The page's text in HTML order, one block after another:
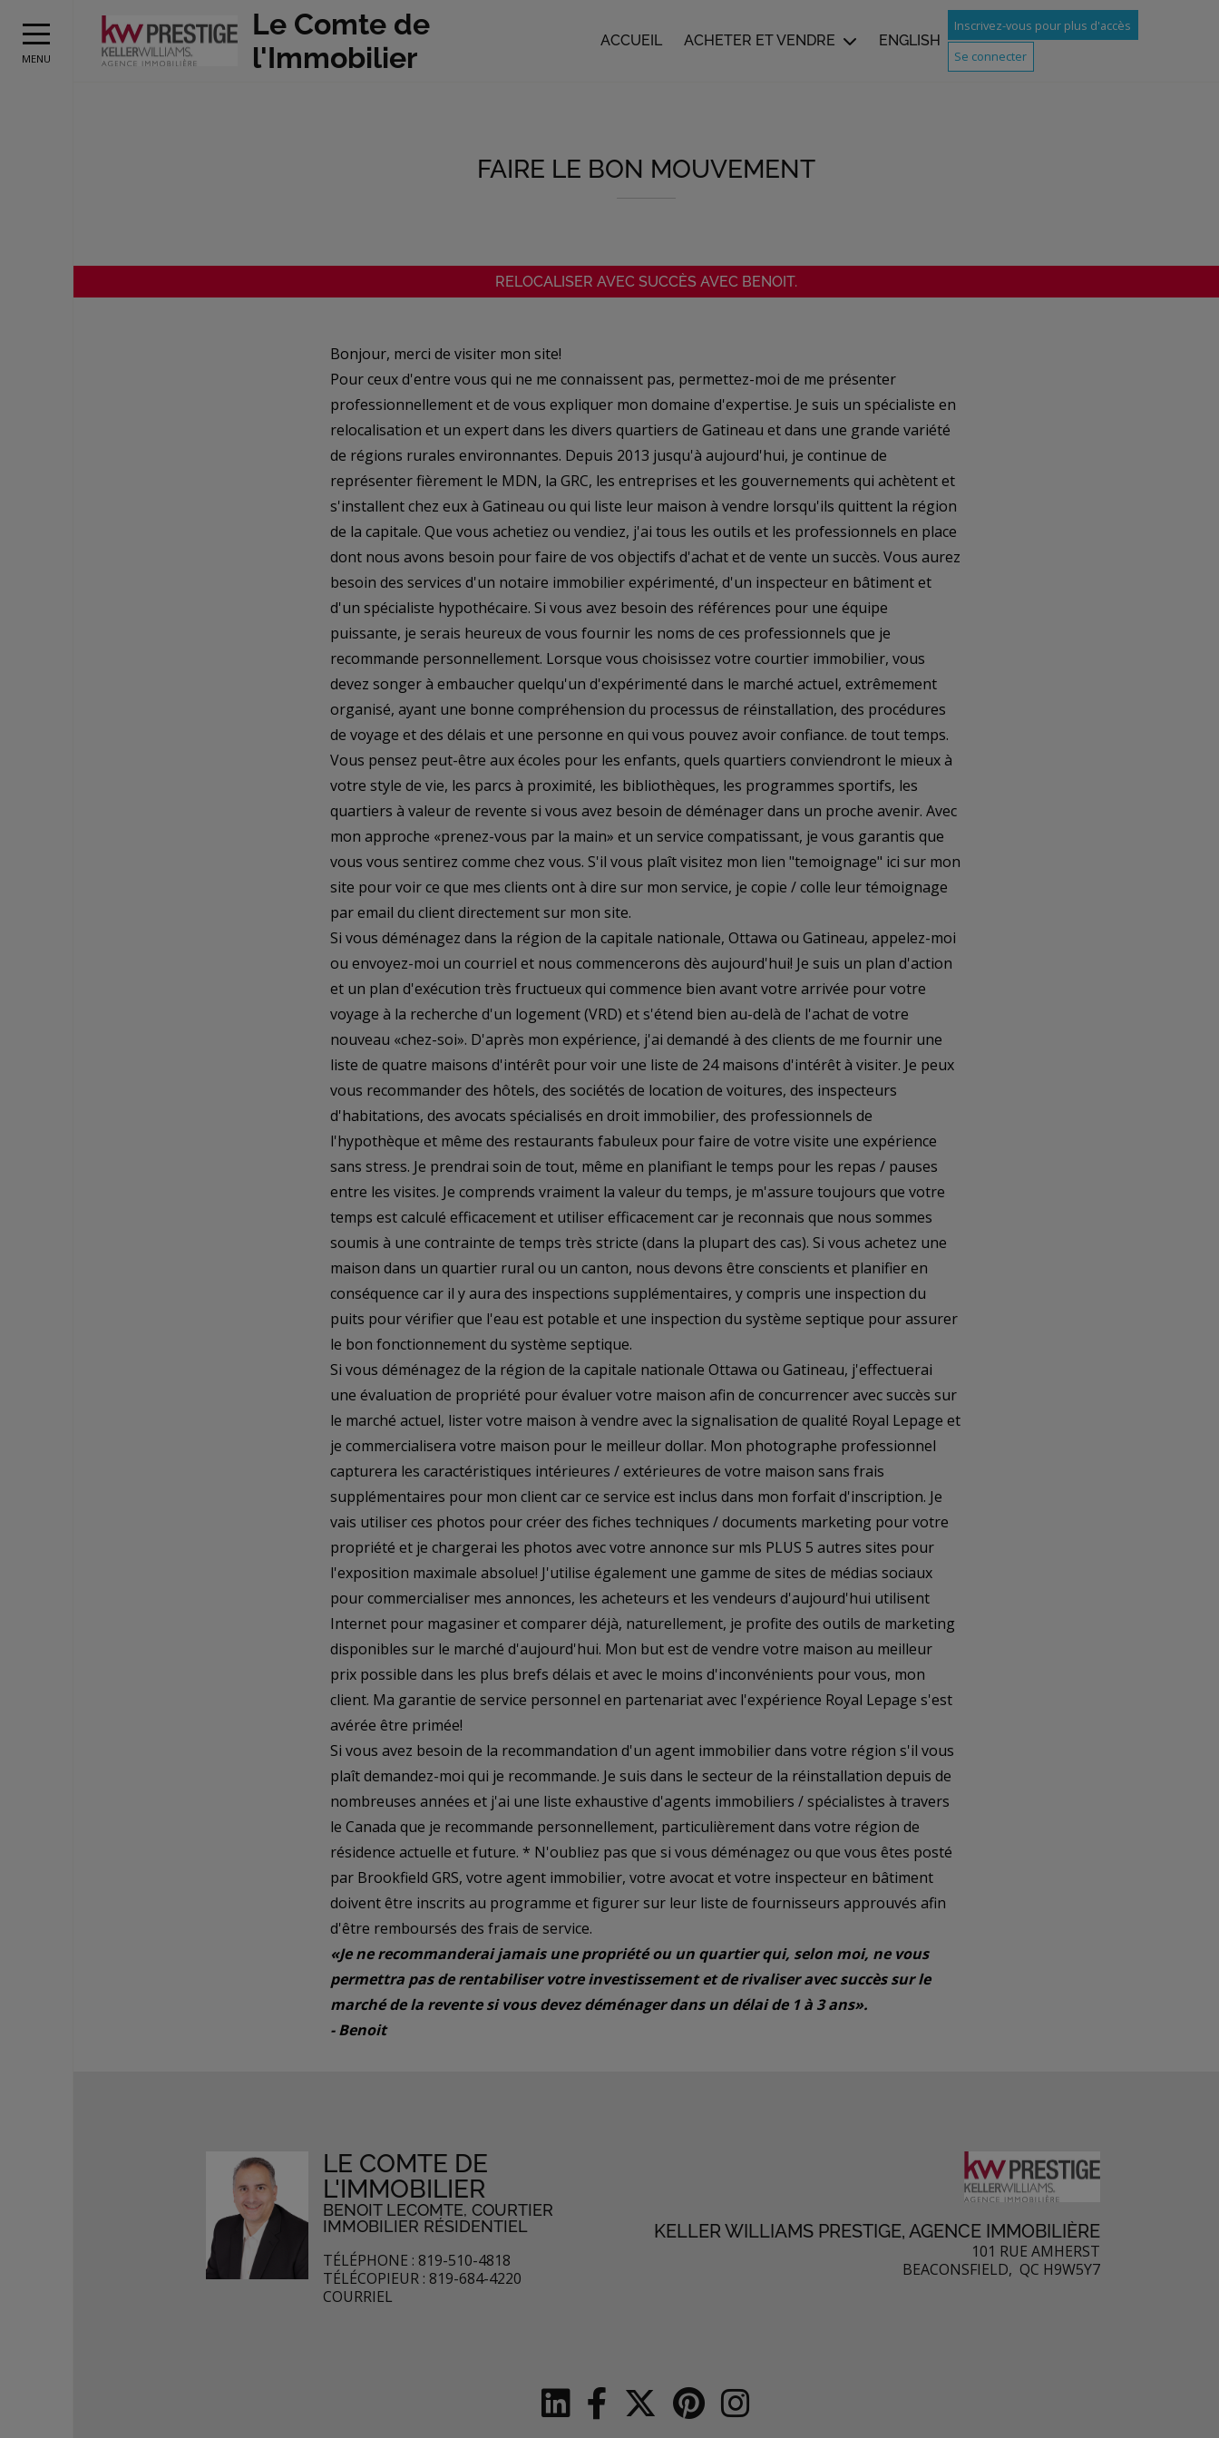
MENU
Le Comte de
l'Immobilier
ACCUEIL ACHETER ET VENDRE ENGLISH
Inscrivez-vous pour plus d'accès
Se connecter
FAIRE LE BON MOUVEMENT
RELOCALISER AVEC SUCCÈS AVEC BENOIT.
Bonjour, merci de visiter mon site!
Pour ceux d'entre vous qui ne me connaissent pas, permettez-moi de me présenter
professionnellement et de vous expliquer mon domaine d'expertise. Je suis un spécialiste en
relocalisation et un expert dans les divers quartiers de Gatineau et dans une grande variété
de régions rurales environnantes. Depuis 2013 jusqu'à aujourd'hui, je continue de
représenter fièrement le MDN, la GRC, les entreprises et les gouvernements qui achètent et
s'installent chez eux à Gatineau ou qui liste leur maison à vendre lorsqu'ils quittent la région
de la capitale. Que vous achetiez ou vendiez, j'ai tous les outils et les professionnels en place
dont nous avons besoin pour faire de vos objectifs d'achat et de vente un succès. Vous aurez
besoin des services d'un notaire immobilier expérimenté, d'un inspecteur en bâtiment et
d'un spécialiste hypothécaire. Si vous avez besoin des références pour une équipe
puissante, je serais heureux de vous fournir les noms de ces professionnels que je
recommande personnellement. Lorsque vous choisissez votre courtier immobilier, vous
devez songer à embaucher quelqu'un d'expérimenté dans le marché actuel, extrêmement
organisé, ayant une bonne compréhension du processus de réinstallation, des procédures
de voyage et des délais et une personne en qui vous pouvez avoir confiance. de tout temps.
Vous pensez peut-être aux écoles pour les enfants, quels quartiers conviendront le mieux à
votre style de vie, les parcs à proximité, les bibliothèques, les programmes sportifs, les
quartiers à valeur de revente si vous avez besoin de déménager dans un proche avenir. Avec
mon approche «prenez-vous par la main» et un service compatissant, je vous garantis que
vous vous sentirez comme chez vous. S'il vous plaît visitez mon lien "temoignage" ici sur mon
site pour voir ce que mes clients ont à dire sur mon service, je copie / colle leur témoignage
par email du client directement sur mon site.
Si vous déménagez dans la région de la capitale nationale, Ottawa ou Gatineau, appelez-moi
ou envoyez-moi un courriel et nous commencerons dès aujourd'hui! Je suis un plan d'action
et un plan d'exécution très fructueux qui commence bien avant votre arrivée pour votre
voyage à la recherche d'un logement (VRD) et s'étend bien au-delà de l'achat de votre
nouveau «chez-soi». D'après mon expérience, j'ai demandé à des clients de me fournir une
liste de quatre maisons d'intérêt pour voir une liste de 24 maisons d'intérêt à visiter. Je peux
vous recommander des hôtels, des sociétés de location de voitures, des inspecteurs
d'habitations, des avocats spécialisés en droit immobilier, des professionnels de
l'hypothèque et même des restaurants fabuleux pour faire de votre visite une expérience
sans stress. Je prendrai soin de tout, même en planifiant le temps pour les repas / pauses
entre les visites. Je comprends vraiment la valeur du temps, je m'assure toujours que votre
temps est calculé efficacement et utiliser efficacement car je reconnais que nous sommes
soumis à une contrainte de temps très stricte (dans la plupart des cas). Si vous achetez une
maison dans un quartier rural ou un canton, nous devons être conscients et planifier en
conséquence car il y aura des inspections supplémentaires, y compris une inspection du
puits pour vérifier que l'eau est potable et une inspection du système septique pour assurer
le bon fonctionnement du système septique.
Si vous déménagez de la région de la capitale nationale Ottawa ou Gatineau, j'effectuerai
une évaluation de propriété pour évaluer votre maison afin de concurrencer avec succès sur
le marché actuel, lister votre maison à vendre avec la signalisation de qualité Royal Lepage et
je commercialisera votre maison pour le meilleur dollar. Mon photographe professionnel
capturera les caractéristiques intérieures / extérieures de votre maison sans frais
supplémentaires pour mon client car ce service est inclus dans mon forfait d'inscription. Je
vais utiliser ces photos pour créer des fiches techniques / documents marketing pour votre
propriété et je chargerai les photos avec votre annonce sur mls PLUS 5 autres sites pour
l'exposition maximale absolue! J'utilise également une gamme de sites de médias sociaux
pour commercialiser mes annonces, les acheteurs et les vendeurs d'aujourd'hui utilisent
Internet pour magasiner et comparer déjà, naturellement, je profite des outils de marketing
disponibles sur le marché d'aujourd'hui. Mon but est de vendre votre maison au meilleur
prix possible dans les plus brefs délais et avec le moins d'inconvénients pour vous, mon
client. Ma garantie de service personnel en partenariat avec l'expérience Royal Lepage s'est
avérée être primée!
Si vous avez besoin de la recommandation d'un agent immobilier dans votre région s'il vous
plaît demandez-moi qui je recommande. Je suis dans le secteur de la réinstallation depuis de
nombreuses années et j'ai une liste exhaustive d'agents immobiliers / spécialistes à travers
le Canada que je recommande personnellement, particulièrement dans votre région de
résidence actuelle et future. * N'oubliez pas que si vous déménagez ou que vous êtes posté
par Brookfield GRS, votre agent immobilier, votre avocat et votre inspecteur en bâtiment
doivent être inscrits au programme et figurer sur leur liste de fournisseurs approuvés afin
d'être remboursés des frais de service.
«Je ne recommanderai jamais une propriété ou un quartier qui, selon moi, ne vous
permettra pas de rentabiliser votre investissement et de rivaliser avec succès sur le
marché de la revente si vous devez déménager dans un délai de 1 à 3 ans».
- Benoit
LE COMTE DE
L'IMMOBILIER
BENOIT LECOMTE, COURTIER
IMMOBILIER RÉSIDENTIEL
TÉLÉPHONE : 819-510-4818
TÉLÉCOPIEUR : 819-684-4220
COURRIEL
KELLER WILLIAMS PRESTIGE, AGENCE IMMOBILIÈRE
101 RUE AMHERST
BEACONSFIELD, QC H9W5Y7